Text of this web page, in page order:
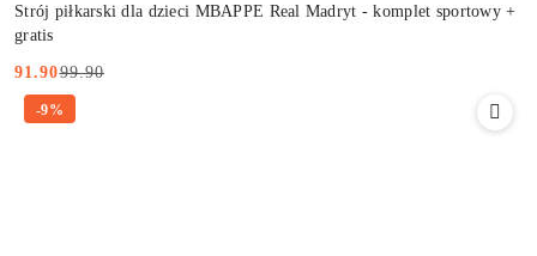
Strój piłkarski dla dzieci MBAPPE Real Madryt - komplet sportowy +
gratis
Cena
promocyjna:
91.90
Cena
przed
99.90
-9%